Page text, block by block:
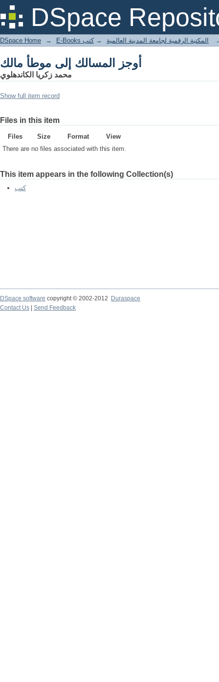
DSpace
أوجز المسالك إلى موطأ مالك
DSpace Home → E-Books المكتبة الرقمية لجامعة المدينة العالمية → كتب
أوجز المسالك إلى موطأ مالك
محمد زكريا الكاندهلوي
Show full item record
Files in this item
Files Size Format
View
There are no files associated with this item.
This item appears in the following Collection(s)
كتب
DSpace software copyright © 2002-2012
Duraspace
Contact Us
Send Feedback